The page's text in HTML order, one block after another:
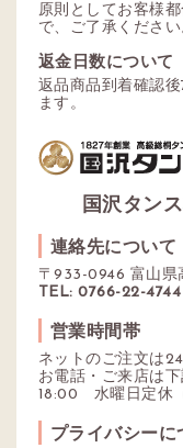
原則としてお客様
で、ご了承ください
返金日数について
返品商品到着確認
ます。
国沢タン
連絡先について
〒933-0946 富山県
TEL: 0766-22-4744
営業時間帯
ネットのご注文は24
お電話・ご来店は
18:00 水曜日定休
プライバシーに